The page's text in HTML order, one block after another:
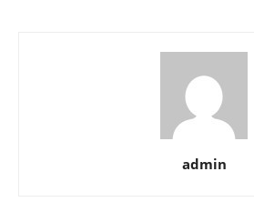
admin